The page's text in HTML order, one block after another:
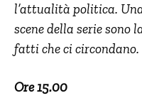
l’attualità politica.
scene della serie sono
fatti che ci circondano.
Ore 15.00